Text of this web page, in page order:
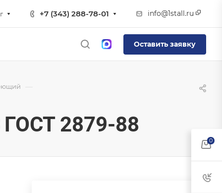
+7 (343) 288-78-01 info@1stall.ru
Оставить заявку
—
2879-88
0